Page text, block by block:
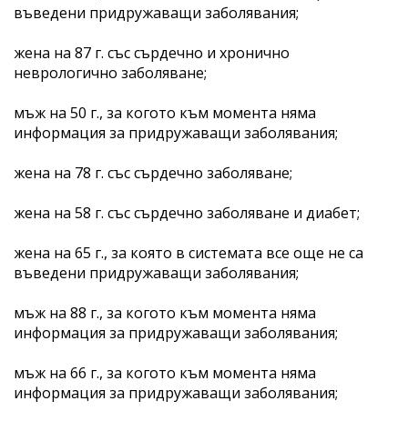
въведени придружаващи заболявания;
жена на 87 г. със сърдечно и хронично
неврологично заболяване;
мъж на 50 г., за когото към момента няма
информация за придружаващи заболявания;
жена на 78 г. със сърдечно заболяване;
жена на 58 г. със сърдечно заболяване и диабет;
жена на 65 г., за която в системата все още не са
въведени придружаващи заболявания;
мъж на 88 г., за когото към момента няма
информация за придружаващи заболявания;
мъж на 66 г., за когото към момента няма
информация за придружаващи заболявания;